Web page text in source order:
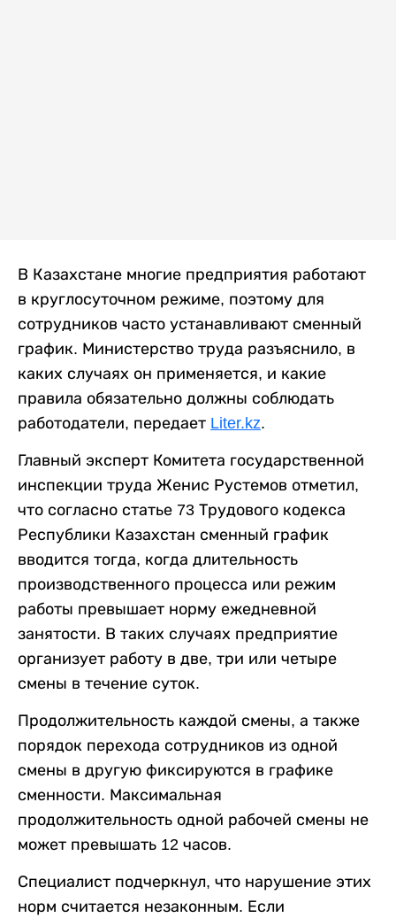
В Казахстане многие предприятия работают
в круглосуточном режиме, поэтому для
сотрудников часто устанавливают сменный
график. Министерство труда разъяснило, в
каких случаях он применяется, и какие
правила обязательно должны соблюдать
работодатели, передает Liter.kz.
Главный эксперт Комитета государственной
инспекции труда Женис Рустемов отметил,
что согласно статье 73 Трудового кодекса
Республики Казахстан сменный график
вводится тогда, когда длительность
производственного процесса или режим
работы превышает норму ежедневной
занятости. В таких случаях предприятие
организует работу в две, три или четыре
смены в течение суток.
Продолжительность каждой смены, а также
порядок перехода сотрудников из одной
смены в другую фиксируются в графике
сменности. Максимальная
продолжительность одной рабочей смены не
может превышать 12 часов.
Специалист подчеркнул, что нарушение этих
норм считается незаконным. Если